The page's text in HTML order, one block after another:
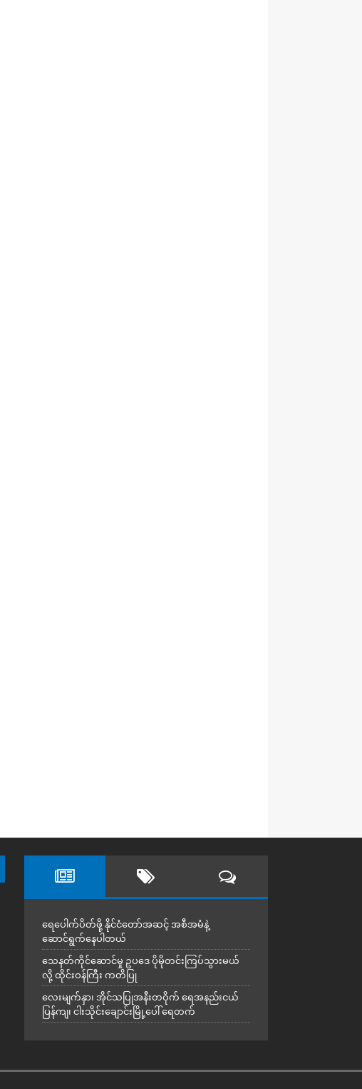
ရေပေါက်ပိတ်ဖို့ နိုင်ငံတော်အဆင့် အစီအမံနဲ့
ဆောင်ရွက်နေပါတယ်
သေနတ်ကိုင်ဆောင်မှု ဥပဒေ ပိုမိုတင်းကြပ်သွားမယ်
လို့ ထိုင်းဝန်ကြီး ကတိပြု
လေးမျက်နှာ၊ အိုင်သပြုအနီးတဝိုက် ရေအနည်းငယ်
ပြန်ကျ၊ ငါးသိုင်းချောင်းမြို့ပေါ် ရေတက်